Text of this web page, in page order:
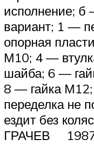
исполнение;
вариант; 1 —
опорная
М10; 4 —
шайба; 6 —
8 — гайка
переделка не
ездит без
ГРАЧЕВ